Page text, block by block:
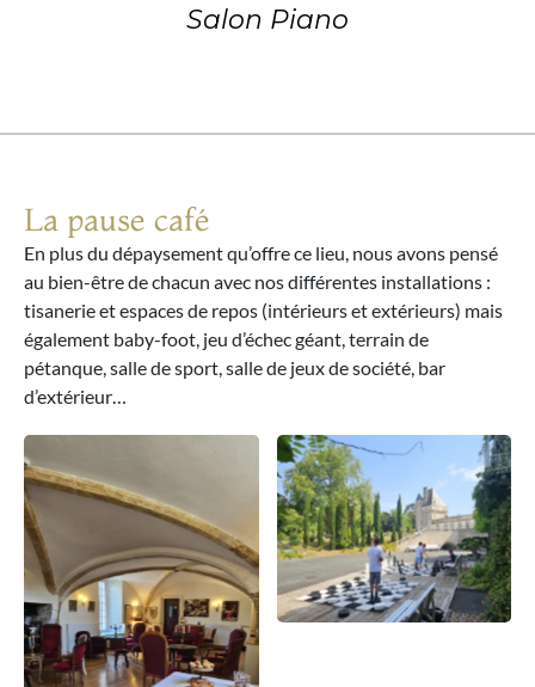
Salon Piano
La pause café
En plus du dépaysement qu’offre ce lieu, nous avons pensé
au bien-être de chacun avec nos différentes installations :
tisanerie et espaces de repos (intérieurs et extérieurs) mais
également baby-foot, jeu d’échec géant, terrain de
pétanque, salle de sport, salle de jeux de société, bar
d’extérieur…